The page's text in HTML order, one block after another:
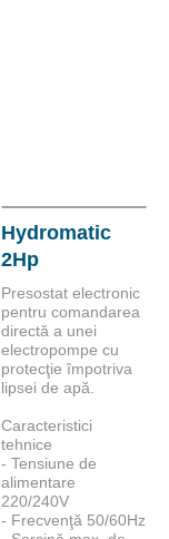
Hydromatic
2Hp
Presostat electronic
pentru comandarea
directă a unei
electropompe cu
protecţie împotriva
lipsei de apă.
Caracteristici
tehnice
- Tensiune de
alimentare
220/240V
- Frecvenţă 50/60Hz